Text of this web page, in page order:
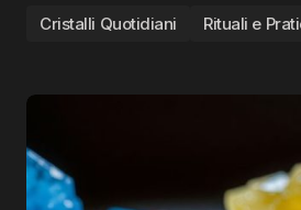
Cristalli Quotidiani Rituali e